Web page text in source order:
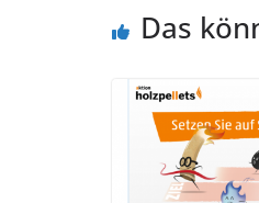
Das